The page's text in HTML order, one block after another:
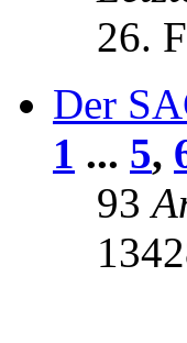
26.
Der
1 ... 5,
93